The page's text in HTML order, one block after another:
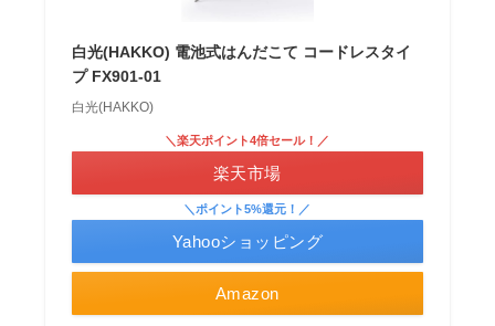
白光(HAKKO) 電池式はんだこて コードレスタイ
プ FX901-01
白光(HAKKO)
Amazon
＼楽天ポイント4倍セール！／
楽天市場
＼ポイント5%還元！／
Yahooショッピング